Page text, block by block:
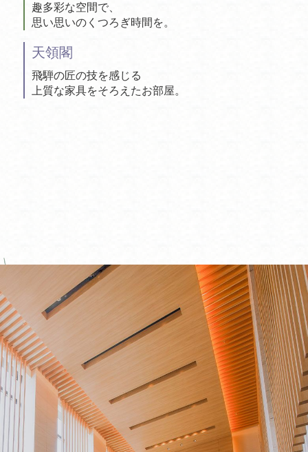
趣多彩な空間で、
思い思いのくつろぎ時間を。
天領閣
飛騨の匠の技を感じる
上質な家具をそろえたお部屋。